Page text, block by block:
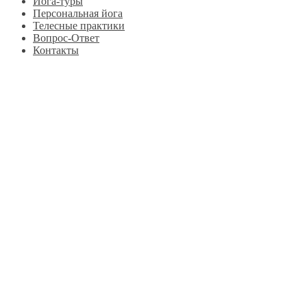
Персональная йога
Телесные практики
Вопрос-Ответ
Контакты